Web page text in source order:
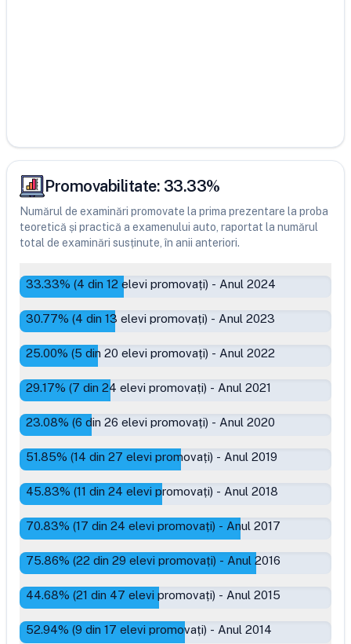
Promovabilitate: 33.33%
Numărul de examinări promovate la prima prezentare la proba
teoretică și practică a examenului auto, raportat la numărul
total de examinări susținute, în anii anteriori.
33.33% (4 din 12 elevi promovați) - Anul 2024
30.77% (4 din 13 elevi promovați) - Anul 2023
25.00% (5 din 20 elevi promovați) - Anul 2022
29.17% (7 din 24 elevi promovați) - Anul 2021
23.08% (6 din 26 elevi promovați) - Anul 2020
51.85% (14 din 27 elevi promovați) - Anul 2019
45.83% (11 din 24 elevi promovați) - Anul 2018
70.83% (17 din 24 elevi promovați) - Anul 2017
75.86% (22 din 29 elevi promovați) - Anul 2016
44.68% (21 din 47 elevi promovați) - Anul 2015
52.94% (9 din 17 elevi promovați) - Anul 2014